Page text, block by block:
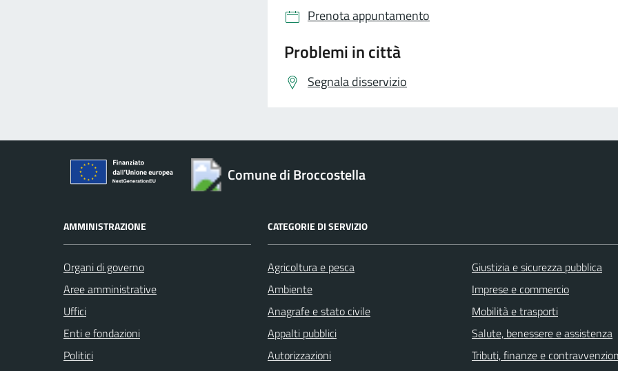
Prenota appuntamento
Problemi in città
Segnala disservizio
Comune di Broccostella
AMMINISTRAZIONE
Organi di governo
Aree amministrative
Uffici
Enti e fondazioni
Politici
CATEGORIE DI SERVIZIO
Agricoltura e pesca
Ambiente
Anagrafe e stato civile
Appalti pubblici
Autorizzazioni
Giustizia e sicurezza pubblica
Imprese e commercio
Mobilità e trasporti
Salute, benessere e assistenza
Tributi, finanze e